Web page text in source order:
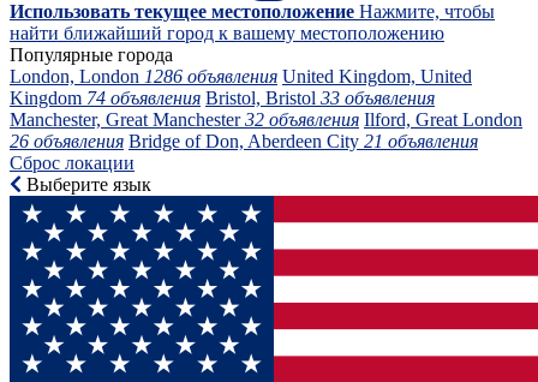
Использовать текущее местоположение Нажмите, чтобы
найти ближайший город к вашему местоположению
Популярные города
London, London 1286 объявления United Kingdom, United
Kingdom 74 объявления Bristol, Bristol 33 объявления
Manchester, Great Manchester32 объявления Ilford, Great London
26 объявления Bridge of Don, Aberdeen City 21 объявления
Сброс локации
Выберите язык